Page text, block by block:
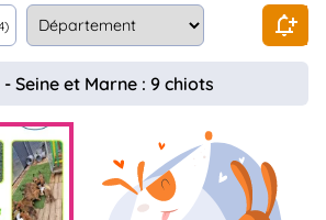
Seine et Marne : 9 chiots